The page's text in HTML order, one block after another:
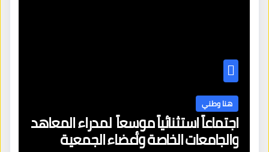
هنا وطني
اجتماعاً استثنائياً موسعاً لمدراء المعاهد
والجامعات الخاصة وأعضاء الجمعية